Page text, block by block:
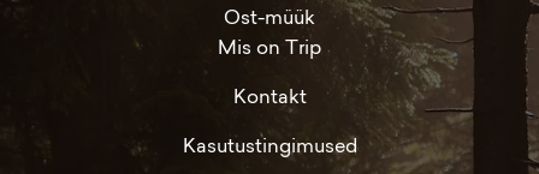
Ost-müük
Mis on Trip
Kontakt
Kasutustingimused